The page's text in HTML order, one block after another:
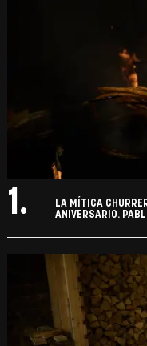
1.
LA MÍTICA
ANIVERSARIO.